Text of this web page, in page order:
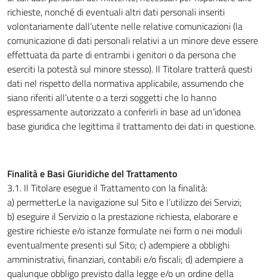
richieste, nonché di eventuali altri dati personali inseriti
volontariamente dall’utente nelle relative comunicazioni (la
comunicazione di dati personali relativi a un minore deve essere
effettuata da parte di entrambi i genitori o da persona che
eserciti la potestà sul minore stesso). Il Titolare tratterà questi
dati nel rispetto della normativa applicabile, assumendo che
siano riferiti all’utente o a terzi soggetti che lo hanno
espressamente autorizzato a conferirli in base ad un’idonea
base giuridica che legittima il trattamento dei dati in questione.
Finalità e Basi Giuridiche del Trattamento
3.1. Il Titolare esegue il Trattamento con la finalità:
a) permetterLe la navigazione sul Sito e l’utilizzo dei Servizi;
b) eseguire il Servizio o la prestazione richiesta, elaborare e
gestire richieste e/o istanze formulate nei form o nei moduli
eventualmente presenti sul Sito; c) adempiere a obblighi
amministrativi, finanziari, contabili e/o fiscali; d) adempiere a
qualunque obbligo previsto dalla legge e/o un ordine della